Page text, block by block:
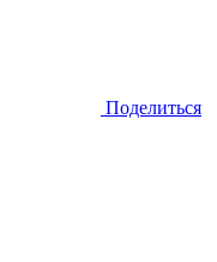
Поделиться